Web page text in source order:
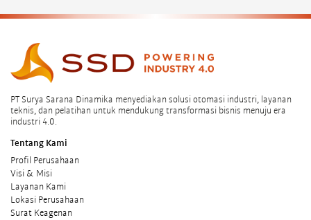
PT Surya Sarana Dinamika menyediakan solusi otomasi industri, layanan
teknis, dan pelatihan untuk mendukung transformasi bisnis menuju era
industri 4.0.
Tentang Kami
Profil Perusahaan
Visi & Misi
Layanan Kami
Lokasi Perusahaan
Surat Keagenan